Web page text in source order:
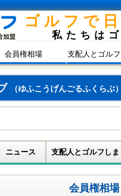
ゴルフで
私たちは
会員権相場 支配人とゴル
（ゆふこうげんごるふくらぶ
ニュース 支配人とゴルフしま
会員権相場